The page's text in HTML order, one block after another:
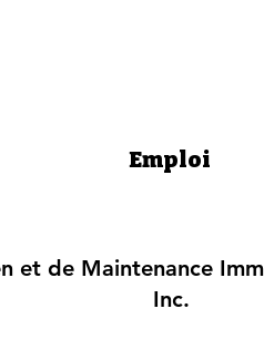
Emploi
et de Maintenance
Inc.